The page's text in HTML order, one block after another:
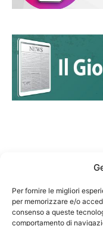
Per fornire le migliori
per memorizzare e/o
consenso a queste
comportamento di
Federazione